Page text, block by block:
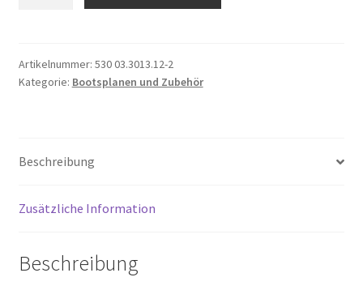
Menge
Artikelnummer: 530 03.3013.12-2
Kategorie: Bootsplanen und Zubehör
Beschreibung
Zusätzliche Information
Beschreibung